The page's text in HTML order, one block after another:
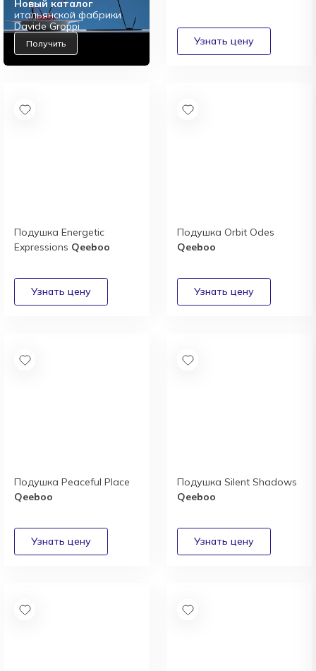
Новый каталог
итальянской фабрики
Davide Groppi
Получить
Подушка Energetic
Expressions Qeeboo
Подушка Orbit Odes
Qeeboo
Подушка Peaceful Place
Qeeboo
Подушка Silent Shadows
Qeeboo